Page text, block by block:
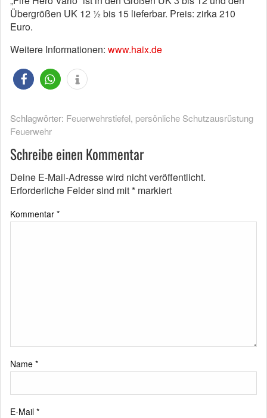
Übergrößen UK 12 ½ bis 15 lieferbar. Preis: zirka 210
Euro.
Weitere Informationen: www.haix.de
Schlagwörter: Feuerwehrstiefel, persönliche Schutzausrüstung
Feuerwehr
Schreibe einen Kommentar
Deine E-Mail-Adresse wird nicht veröffentlicht.
Erforderliche Felder sind mit* markiert
Kommentar *
Name *
E-Mail *